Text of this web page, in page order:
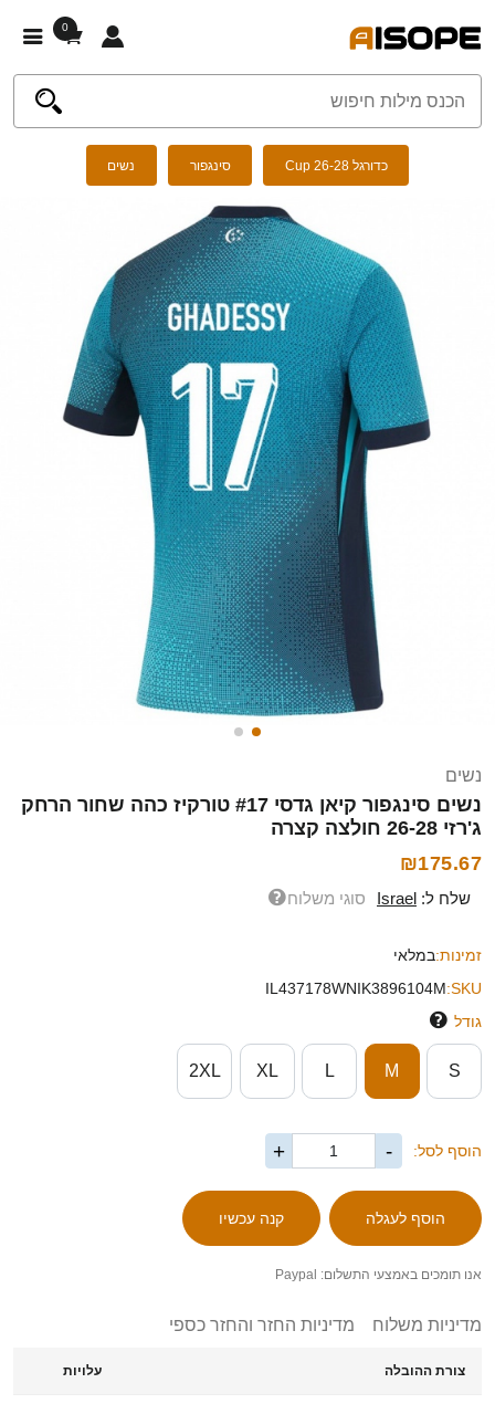
0
כדורגל Cup 26-28 סינגפור נשים
נשים
נשים סינגפור קיאן גדסי #17 טורקיז כהה שחור הרחק
ג'רזי 26-28 חולצה קצרה
₪175.67
שלח ל: Israel סוגי משלוח
זמינות:במלאי
SKU:
IL437178WNIK3896104M
גודל
S
M
L
XL
2XL
הוסף לסל: -
+
אנו תומכים באמצעי התשלום: Paypal
מדיניות משלוח מדיניות החזר והחזר כספי
צורת ההובלה עלויות